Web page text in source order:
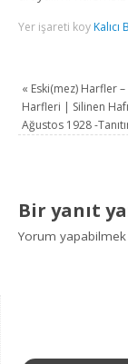
Yer işareti koy Kalıcı
« Eski(mez) Harfler –
Harfleri | Silinen
Ağustos 1928 -
Bir yanıt
Yorum